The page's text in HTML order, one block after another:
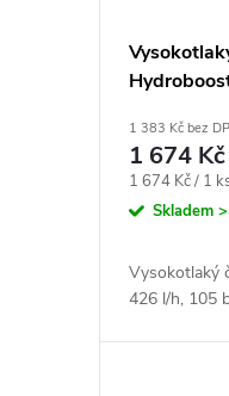
1 383 Kč bez
1 674 Kč
Měrná
cena:
1 674 Kč / 1
Skladem
Vysokotlaký
426 l/h, 105